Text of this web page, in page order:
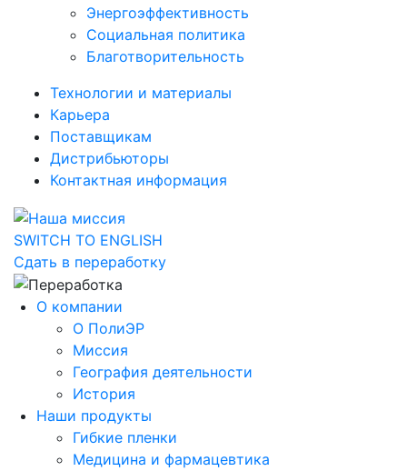
Энергоэффективность
Социальная политика
Благотворительность
Технологии и материалы
Карьера
Поставщикам
Дистрибьюторы
Контактная информация
SWITCH TO ENGLISH
Сдать в переработку
О компании
О ПолиЭР
Миссия
География деятельности
История
Наши продукты
Гибкие пленки
Медицина и фармацевтика